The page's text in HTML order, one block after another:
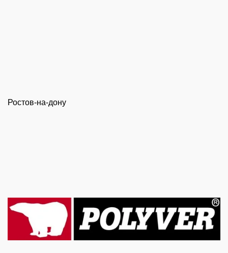
Ростов-на-дону